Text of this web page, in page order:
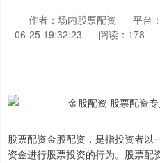
作者：场内股票配资 平台
06-25 19:32:23
阅读：178
股票配资金股配资，是指投资者以
资金进行股票投资的行为。股票配